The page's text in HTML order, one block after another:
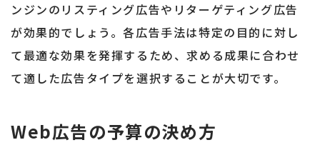
ンジンのリスティング広告やリターゲティング広告
が効果的でしょう。各広告手法は特定の目的に対し
て最適な効果を発揮するため、求める成果に合わせ
て適した広告タイプを選択することが大切です。
Web広告の予算の決め方